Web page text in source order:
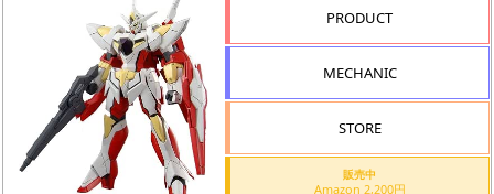
（β）
PRODUCT
MECHANIC
STORE
販売中
Amazon 2,200円